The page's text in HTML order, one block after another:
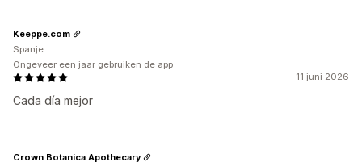
11 juni 2026
Cada día mejor
Keeppe.com
Spanje
Ongeveer een jaar gebruiken de app
Crown Botanica Apothecary